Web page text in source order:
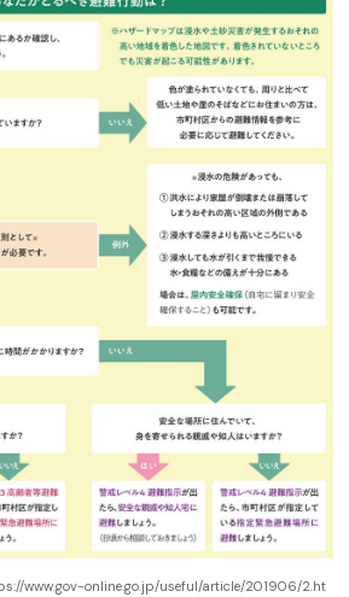
www.gov-online.go.jp/useful/article/201906/2.ht